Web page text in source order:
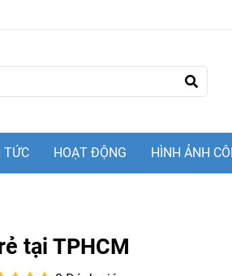
TỨC HOẠT ĐỘNG HÌNH ẢNH
tại TPHCM